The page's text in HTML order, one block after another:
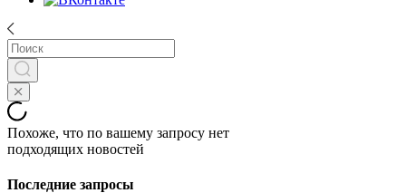
Похоже, что по вашему запросу нет
подходящих новостей
Последние запросы